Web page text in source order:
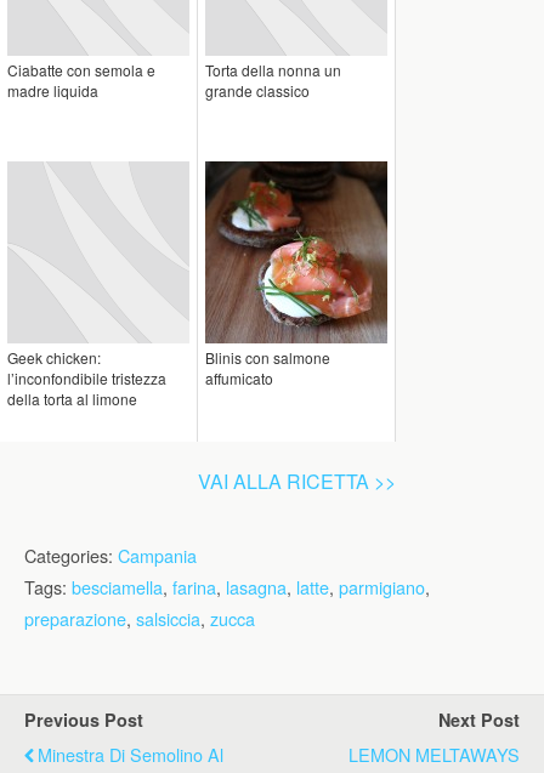
Ciabatte con semola e
madre liquida
Torta della nonna un
grande classico
Geek chicken:
l’inconfondibile tristezza
della torta al limone
Blinis con salmone
affumicato
VAI ALLA RICETTA >>
Categories: Campania
Tags: besciamella, farina, lasagna, latte, parmigiano,
preparazione, salsiccia, zucca
Previous Post
Minestra Di Semolino Al
Next Post
LEMON MELTAWAYS